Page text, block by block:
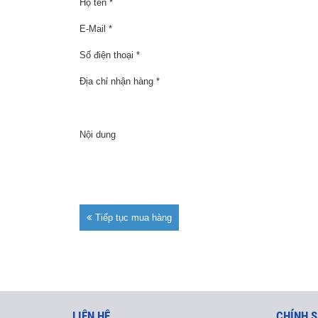
Họ tên *
E-Mail *
Số điện thoại *
Địa chỉ nhận hàng *
Nội dung
Tiếp tục mua hàng